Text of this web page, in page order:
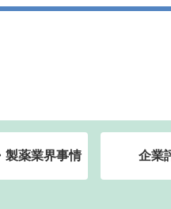
製薬業界事情 企業